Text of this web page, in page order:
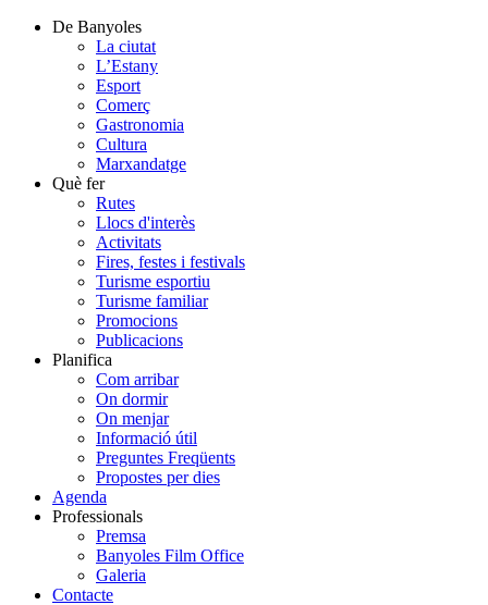
De Banyoles
La ciutat
L’Estany
Esport
Comerç
Gastronomia
Cultura
Marxandatge
Què fer
Rutes
Llocs d'interès
Activitats
Fires, festes i festivals
Turisme esportiu
Turisme familiar
Promocions
Publicacions
Planifica
Com arribar
On dormir
On menjar
Informació útil
Preguntes Freqüents
Propostes per dies
Agenda
Professionals
Premsa
Banyoles Film Office
Galeria
Contacte